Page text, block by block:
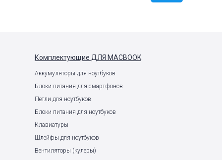
Комплектующие ДЛЯ MACBOOK
Аккумуляторы для ноутбуков
Блоки питания для смартфонов
Петли для ноутбуков
Блоки питания для ноутбуков
Клавиатуры
Шлейфы для ноутбуков
Вентиляторы (кулеры)